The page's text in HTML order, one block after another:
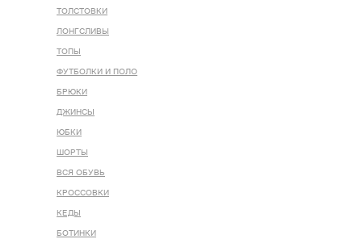
ТОЛСТОВКИ
ЛОНГСЛИВЫ
ТОПЫ
ФУТБОЛКИ И ПОЛО
БРЮКИ
ДЖИНСЫ
ЮБКИ
ШОРТЫ
ВСЯ ОБУВЬ
КРОССОВКИ
КЕДЫ
БОТИНКИ